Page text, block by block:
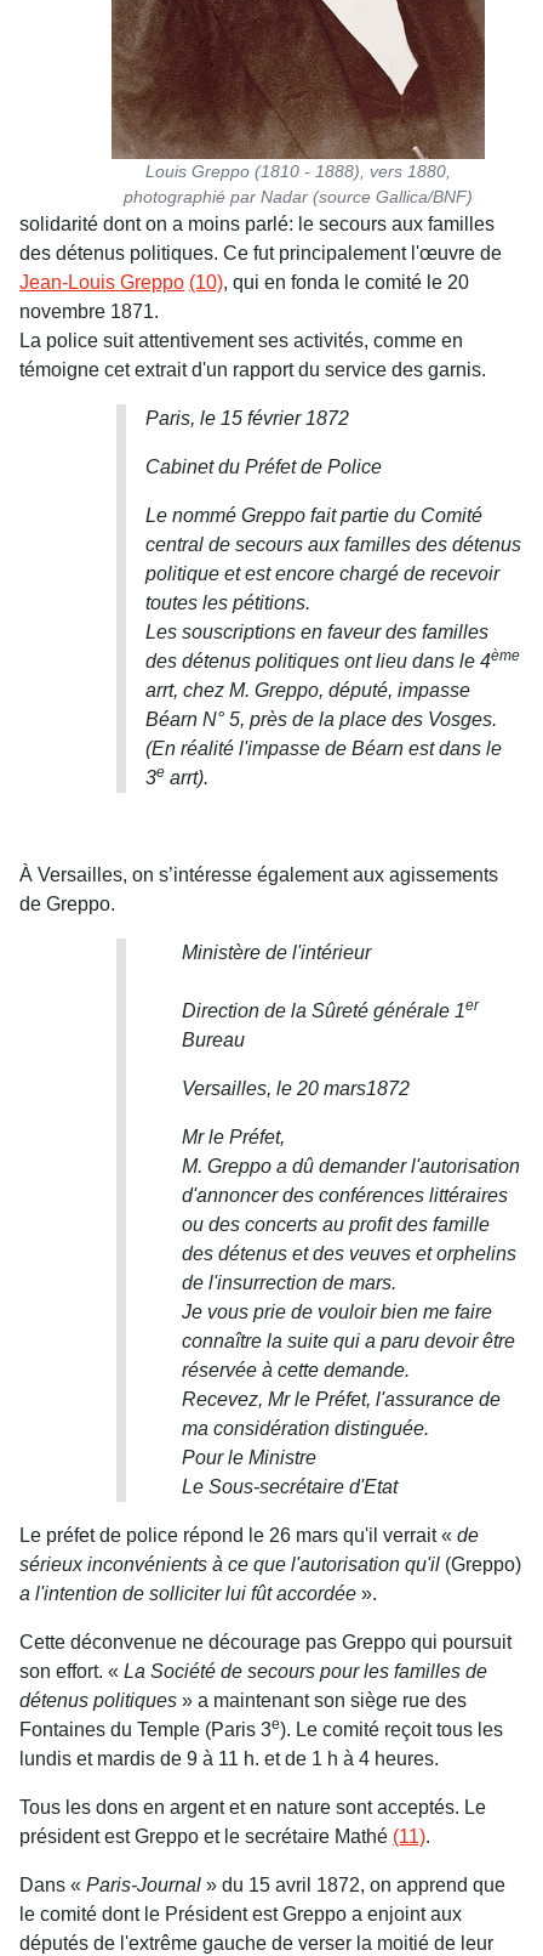
Louis Greppo (1810 - 1888), vers 1880,
photographié par Nadar (source Gallica/BNF)
solidarité dont on a moins parlé: le secours aux familles
des détenus politiques. Ce fut principalement l'œuvre de
Jean-Louis Greppo (10), qui en fonda le comité le 20
novembre 1871.
La police suit attentivement ses activités, comme en
témoigne cet extrait d'un rapport du service des garnis.
Paris, le 15 février 1872
Cabinet du Préfet de Police
Le nommé Greppo fait partie du Comité
central de secours aux familles des détenus
politique et est encore chargé de recevoir
toutes les pétitions.
Les souscriptions en faveur des familles
des détenus politiques ont lieu dans le 4ème
arrt, chez M. Greppo, député, impasse
Béarn N° 5, près de la place des Vosges.
(En réalité l'impasse de Béarn est dans le
3e arrt).
À Versailles, on s’intéresse également aux agissements
de Greppo.
Ministère de l'intérieur
Direction de la Sûreté générale 1er
Bureau
Versailles, le 20 mars1872
Mr le Préfet,
M. Greppo a dû demander l'autorisation
d'annoncer des conférences littéraires
ou des concerts au profit des famille
des détenus et des veuves et orphelins
de l'insurrection de mars.
Je vous prie de vouloir bien me faire
connaître la suite qui a paru devoir être
réservée à cette demande.
Recevez, Mr le Préfet, l'assurance de
ma considération distinguée.
Pour le Ministre
Le Sous-secrétaire d'Etat
Le préfet de police répond le 26 mars qu'il verrait « de
sérieux inconvénients à ce que l'autorisation qu'il (Greppo)
a l'intention de solliciter lui fût accordée ».
Cette déconvenue ne décourage pas Greppo qui poursuit
son effort. « La Société de secours pour les familles de
détenus politiques » a maintenant son siège rue des
Fontaines du Temple (Paris 3e). Le comité reçoit tous les
lundis et mardis de 9 à 11 h. et de 1 h à 4 heures.
Tous les dons en argent et en nature sont acceptés. Le
président est Greppo et le secrétaire Mathé (11).
Dans « Paris-Journal » du 15 avril 1872, on apprend que
le comité dont le Président est Greppo a enjoint aux
députés de l'extrême gauche de verser la moitié de leur